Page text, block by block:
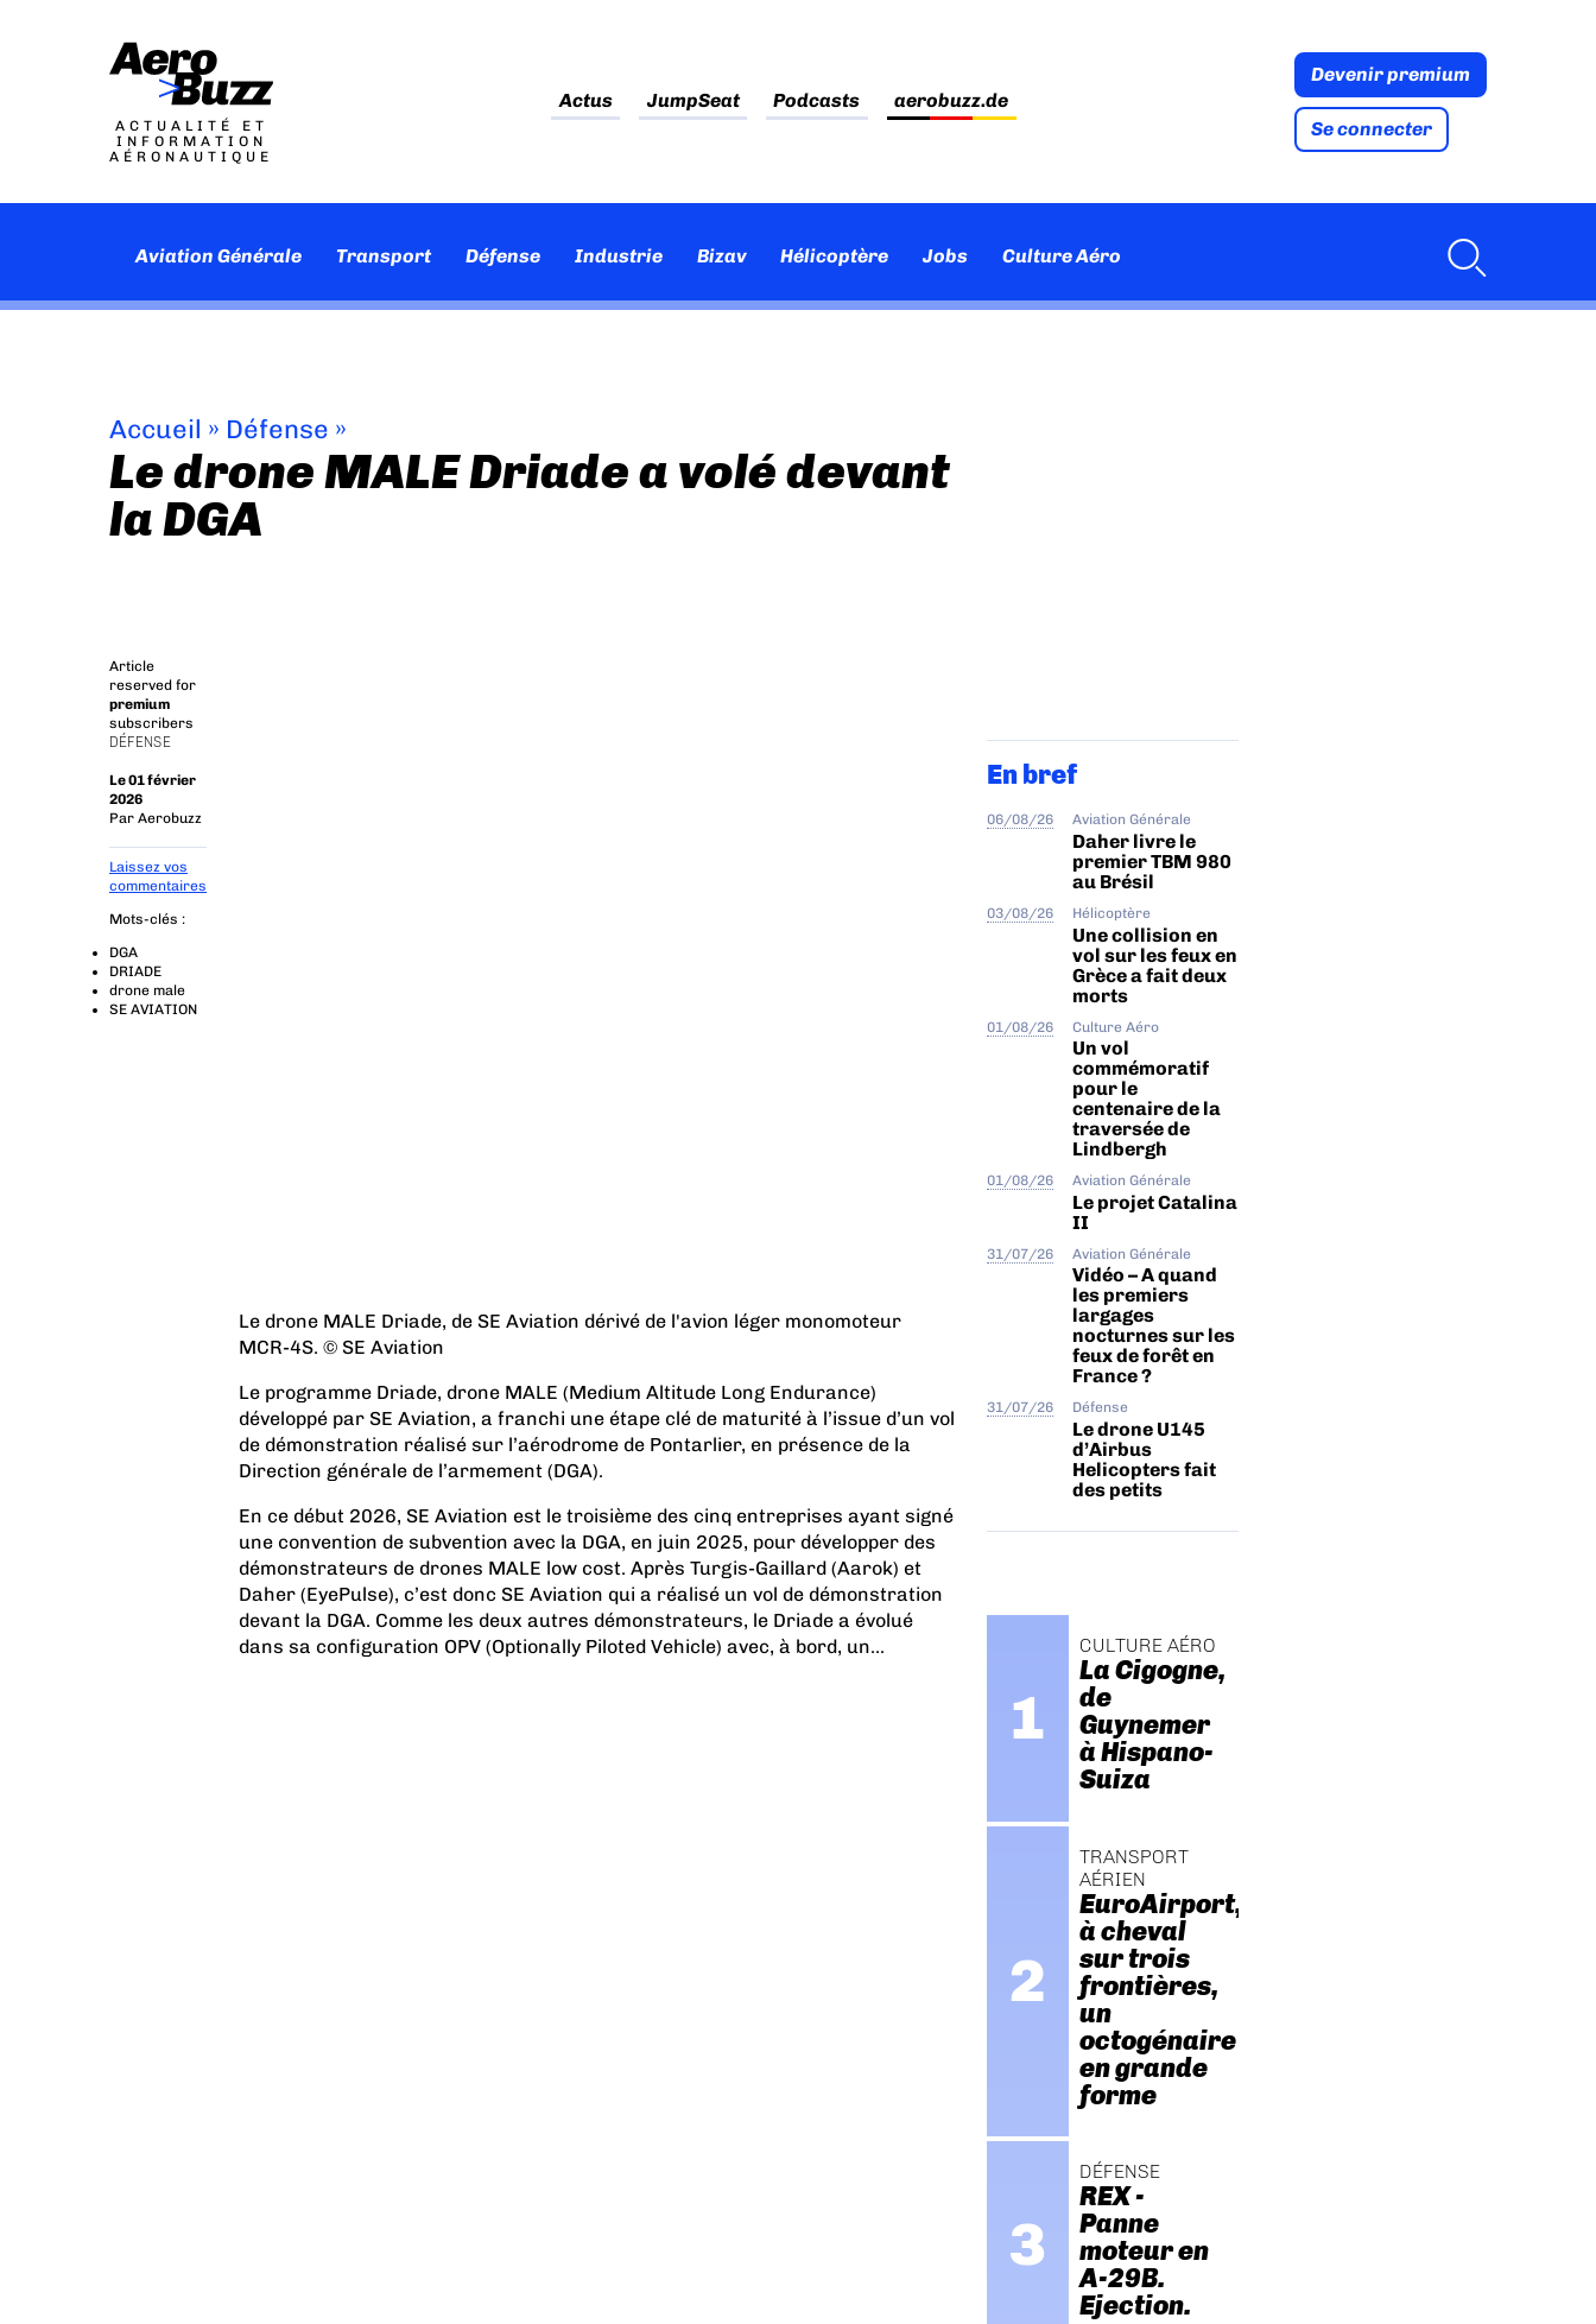
ACTUALITÉ ET
INFORMATION
AÉRONAUTIQUE
Actus JumpSeat Podcasts aerobuzz.de
Devenir premium
Se connecter
Aviation Générale Transport Défense Industrie Bizav Hélicoptère Jobs Culture Aéro
Accueil » Défense »
Le drone MALE Driade a volé devant
la DGA
Article
reserved for
premium
subscribers
DÉFENSE
Le 01 février
2026
Par Aerobuzz
Laissez vos
commentaires
Mots-clés :
DGA
DRIADE
drone male
SE AVIATION
Le drone MALE Driade, de SE Aviation dérivé de l'avion léger monomoteur
MCR-4S. © SE Aviation
Le programme Driade, drone MALE (Medium Altitude Long Endurance)
développé par SE Aviation, a franchi une étape clé de maturité à l’issue d’un vol
de démonstration réalisé sur l’aérodrome de Pontarlier, en présence de la
Direction générale de l’armement (DGA).
En ce début 2026, SE Aviation est le troisième des cinq entreprises ayant signé
une convention de subvention avec la DGA, en juin 2025, pour développer des
démonstrateurs de drones MALE low cost. Après Turgis-Gaillard (Aarok) et
Daher (EyePulse), c’est donc SE Aviation qui a réalisé un vol de démonstration
devant la DGA. Comme les deux autres démonstrateurs, le Driade a évolué
dans sa configuration OPV (Optionally Piloted Vehicle) avec, à bord, un...
En bref
06/08/26 Aviation Générale
Daher livre le
premier TBM 980
au Brésil
03/08/26 Hélicoptère
Une collision en
vol sur les feux en
Grèce a fait deux
morts
01/08/26 Culture Aéro
Un vol
commémoratif
pour le
centenaire de la
traversée de
Lindbergh
01/08/26 Aviation Générale
Le projet Catalina
II
31/07/26 Aviation Générale
Vidéo – A quand
les premiers
largages
nocturnes sur les
feux de forêt en
France ?
31/07/26 Défense
Le drone U145
d’Airbus
Helicopters fait
des petits
CULTURE AÉRO
La Cigogne,
de
Guynemer
à Hispano-
Suiza
TRANSPORT
AÉRIEN
EuroAirport,
à cheval
sur trois
frontières,
un
octogénaire
en grande
forme
DÉFENSE
REX -
Panne
moteur en
A-29B.
Ejection.